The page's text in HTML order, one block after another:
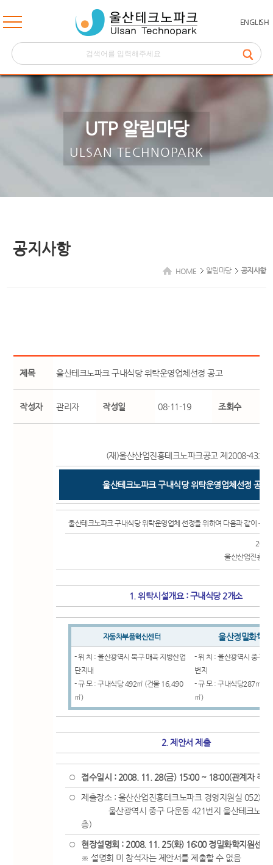
ENGLISH
UTP 알림마당
ULSAN TECHNOPARK
공지사항
HOME 알림마당 공지사항
제목 울산테크노파크 구내식당 위탁운영업체선정 공고
작성자 관리자 작성일 08-11-19 조회수
(재)울산산업진흥테크노파크공고 제2008-43호
울산테크노파크 구내식당 위탁운영업체선정 공고
울산테크노파크 구내식당 위탁운영업체 선정을 위하여 다음과 같이 공
2008
울산산업진흥테
1. 위탁시설개요 : 구내식당 2개소
자동차부품혁신센터 울산정밀화학
- 위 치 : 울산광역시 북구 매곡 지방산업
단지내
- 규 모 : 구내식당 492㎡ (건물 16,490
㎡)
- 위 치 : 울산광역시 중구
번지
- 규 모 : 구내식당287㎡ (
㎡)
2. 제안서 제출
○ 접수일시 : 2008. 11. 28(금) 15:00 ~ 18:00(관계자 직
○
제출장소 : 울산산업진흥테크노파크 경영지원실
울산광역시 중구 다운동 421번지 울산테크노파
층)
○
현장설명회 : 2008. 11. 25(화) 16:00 정밀화학지원센터
※ 설명회 미 참석자는 제안서를 제출할 수 없음